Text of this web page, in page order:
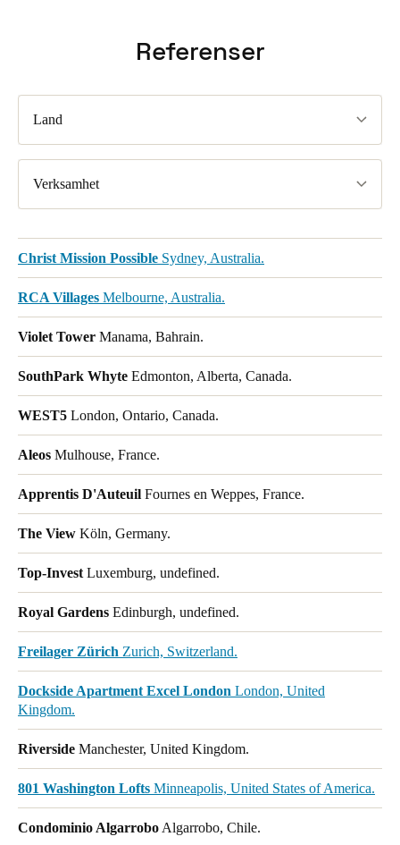
Poland
Polski
Czech Republic
Čeština
Denmark
DanskereEnglish
SvenskaEnglish
Norway
NorskEnglish
Spara det nya valet som standard
Referenser
Land
Verksamhet
Christ Mission Possible Sydney, Australia.
RCA Villages Melbourne, Australia.
Violet Tower Manama, Bahrain.
SouthPark Whyte Edmonton, Alberta, Canada.
WEST5 London, Ontario, Canada.
Aleos Mulhouse, France.
Apprentis D'Auteuil Fournes en Weppes, France.
The View Köln, Germany.
Top-Invest Luxemburg, undefined.
Royal Gardens Edinburgh, undefined.
Freilager Zürich Zurich, Switzerland.
Dockside Apartment Excel London London, United
Kingdom.
Riverside Manchester, United Kingdom.
801 Washington Lofts Minneapolis, United States of America.
Condominio Algarrobo Algarrobo, Chile.